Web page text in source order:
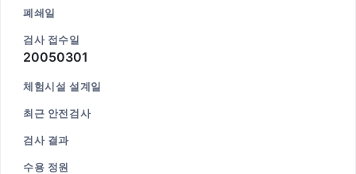
폐쇄일
검사 접수일
20050301
체험시설 설계일
최근 안전검사
검사 결과
수용 정원